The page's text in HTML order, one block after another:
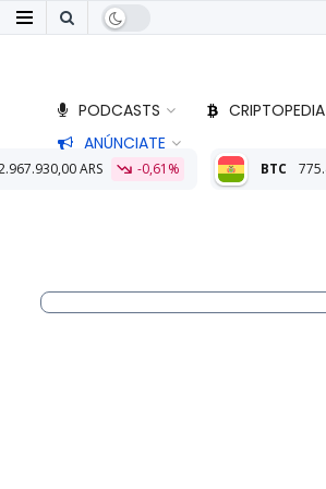
PODCASTS CRIPTOPEDIA
ANÚNCIATE
BTC 775.491,84 BOB 0,06%